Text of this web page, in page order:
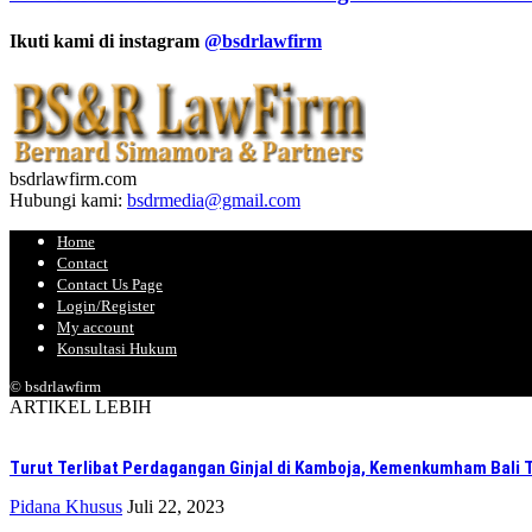
Ikuti kami di instagram @bsdrlawfirm
bsdrlawfirm.com
Hubungi kami: bsdrmedia@gmail.com
Home
Contact
Contact Us Page
Login/Register
My account
Konsultasi Hukum
© bsdrlawfirm
ARTIKEL LEBIH
Turut Terlibat Perdagangan Ginjal di Kamboja, Kemenkumham Bali
Pidana Khusus Juli 22, 2023